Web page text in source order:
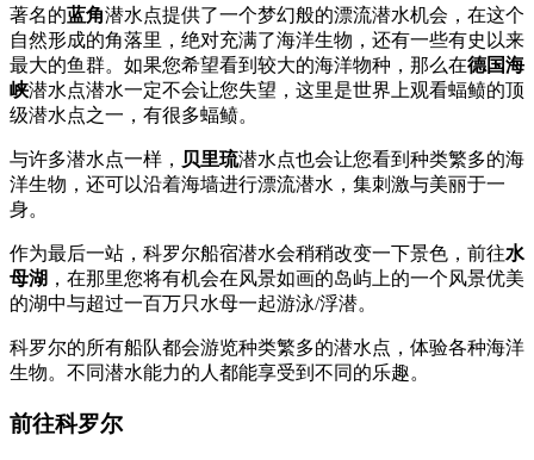
著名的蓝角潜水点提供了一个梦幻般的漂流潜水机会，在这个
自然形成的角落里，绝对充满了海洋生物，还有一些有史以来
最大的鱼群。如果您希望看到较大的海洋物种，那么在德国海
峡潜水点潜水一定不会让您失望，这里是世界上观看蝠鲼的顶
级潜水点之一，有很多蝠鲼。
与许多潜水点一样， 贝里琉潜水点也会让您看到种类繁多的海
洋生物，还可以沿着海墙进行漂流潜水，集刺激与美丽于一
身。
作为最后一站，科罗尔船宿潜水会稍稍改变一下景色，前往水
母湖 ，在那里您将有机会在风景如画的岛屿上的一个风景优美
的湖中与超过一百万只水母一起游泳/浮潜。
科罗尔的所有船队都会游览种类繁多的潜水点，体验各种海洋
生物。不同潜水能力的人都能享受到不同的乐趣。
前往科罗尔